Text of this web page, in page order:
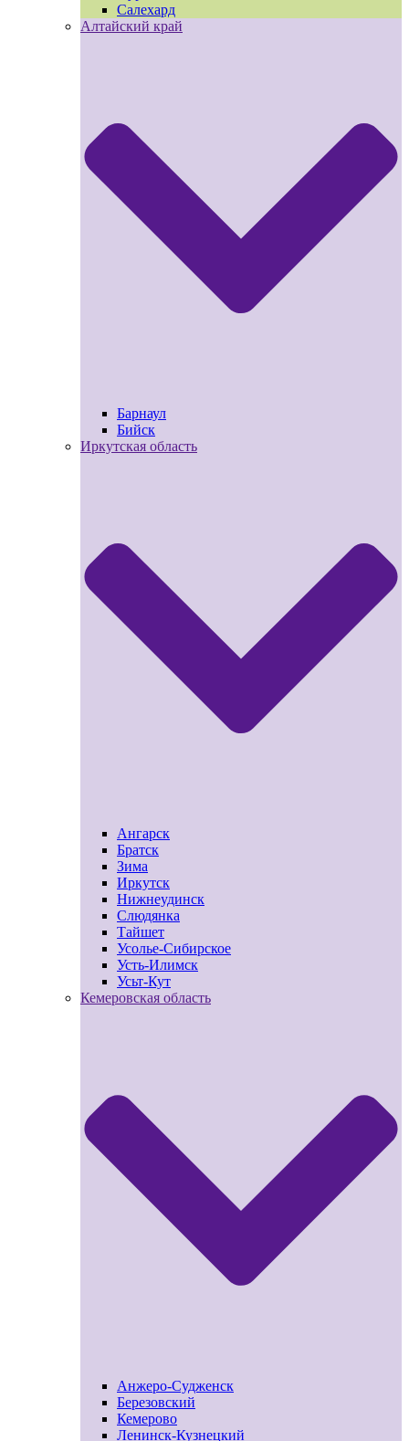
Салехард
Алтайский край
Барнаул
Бийск
Иркутская область
Ангарск
Братск
Зима
Иркутск
Нижнеудинск
Слюдянка
Тайшет
Усолье-Сибирское
Усть-Илимск
Усьт-Кут
Кемеровская область
Анжеро-Судженск
Березовский
Кемерово
Ленинск-Кузнецкий